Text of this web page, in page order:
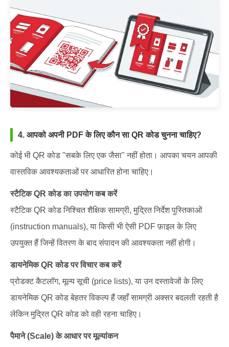
4. आपको अपनी PDF के लिए कौन सा QR कोड चुनना चाहिए?
कोई भी QR कोड "सबके लिए एक जैसा" नहीं होता। आपका चयन आपकी
वास्तविक आवश्यकताओं पर आधारित होना चाहिए।
स्टैटिक QR कोड का उपयोग कब करें
स्टैटिक QR कोड निश्चित शैक्षिक सामग्री, मुद्रित निर्देश पुस्तिकाओं
(instruction manuals), या किसी भी ऐसी PDF फ़ाइल के लिए
उपयुक्त हैं जिन्हें वितरण के बाद संपादन की आवश्यकता नहीं होगी।
डायनेमिक QR कोड पर विचार कब करें
प्रोडक्ट कैटलॉग, मूल्य सूची (price lists), या उन दस्तावेजों के लिए
डायनेमिक QR कोड बेहतर विकल्प हैं जहाँ सामग्री अक्सर बदलती रहती है
लेकिन मुद्रित QR कोड को वही रहना चाहिए।
पैमाने (Scale) के आधार पर मूल्यांकन